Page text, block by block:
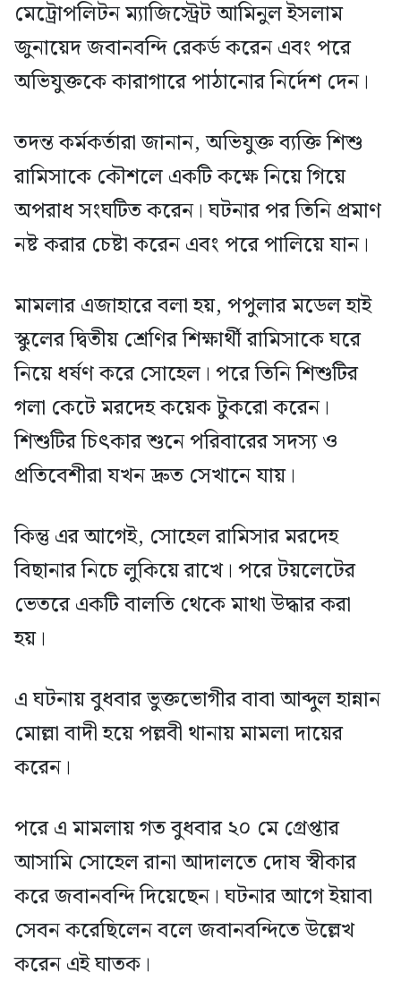
মেট্রোপলিটন ম্যাজিস্ট্রেট আমিনুল ইসলাম
জুনায়েদ জবানবন্দি রেকর্ড করেন এবং পরে
অভিযুক্তকে কারাগারে পাঠানোর নির্দেশ দেন।
তদন্ত কর্মকর্তারা জানান, অভিযুক্ত ব্যক্তি শিশু
রামিসাকে কৌশলে একটি কক্ষে নিয়ে গিয়ে
অপরাধ সংঘটিত করেন। ঘটনার পর তিনি প্রমাণ
নষ্ট করার চেষ্টা করেন এবং পরে পালিয়ে যান।
মামলার এজাহারে বলা হয়, পপুলার মডেল হাই
স্কুলের দ্বিতীয় শ্রেণির শিক্ষার্থী রামিসাকে ঘরে
নিয়ে ধর্ষণ করে সোহেল। পরে তিনি শিশুটির
গলা কেটে মরদেহ কয়েক টুকরো করেন।
শিশুটির চিৎকার শুনে পরিবারের সদস্য ও
প্রতিবেশীরা যখন দ্রুত সেখানে যায়।
কিন্তু এর আগেই, সোহেল রামিসার মরদেহ
বিছানার নিচে লুকিয়ে রাখে। পরে টয়লেটের
ভেতরে একটি বালতি থেকে মাথা উদ্ধার করা
হয়।
এ ঘটনায় বুধবার ভুক্তভোগীর বাবা আব্দুল হান্নান
মোল্লা বাদী হয়ে পল্লবী থানায় মামলা দায়ের
করেন।
পরে এ মামলায় গত বুধবার ২০ মে গ্রেপ্তার
আসামি সোহেল রানা আদালতে দোষ স্বীকার
করে জবানবন্দি দিয়েছেন। ঘটনার আগে ইয়াবা
সেবন করেছিলেন বলে জবানবন্দিতে উল্লেখ
করেন এই ঘাতক।